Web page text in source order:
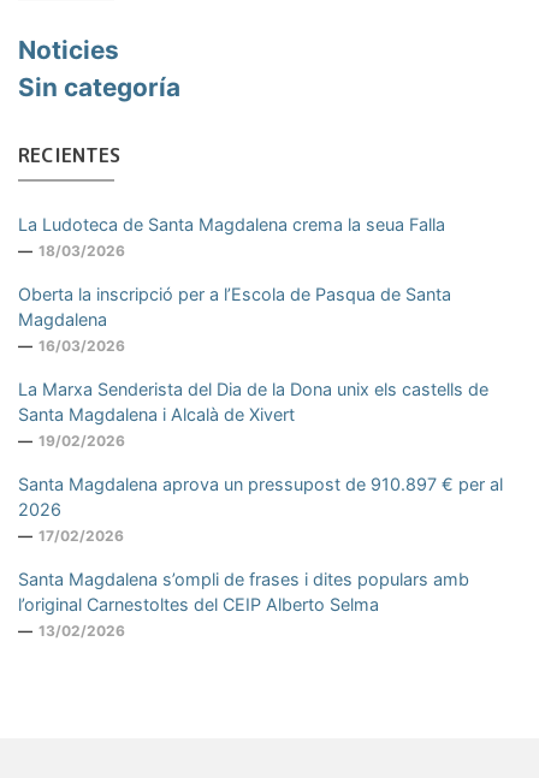
Noticies
Sin categoría
RECIENTES
La Ludoteca de Santa Magdalena crema la seua Falla
18/03/2026
Oberta la inscripció per a l’Escola de Pasqua de Santa
Magdalena
16/03/2026
La Marxa Senderista del Dia de la Dona unix els castells de
Santa Magdalena i Alcalà de Xivert
19/02/2026
Santa Magdalena aprova un pressupost de 910.897 € per al
2026
17/02/2026
Santa Magdalena s’ompli de frases i dites populars amb
l’original Carnestoltes del CEIP Alberto Selma
13/02/2026